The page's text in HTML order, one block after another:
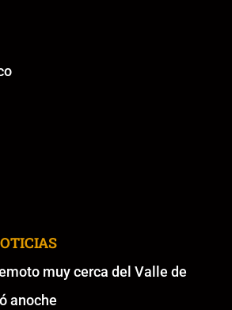
muy cerca del Valle de
anoche